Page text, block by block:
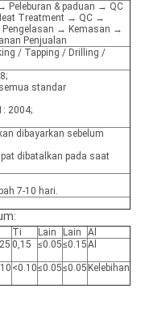
Peleburan & paduan → QC
Treatment → QC →
→ Kemasan →
Penjualan
/ Tapping / Drilling /
standar
2004;
dibayarkan sebelum
dibatalkan pada saat
7-10 hari.
Ti Lain Lain
Al
0,15 ≤0.05≤0.15Al
<0.10≤0.05≤0.05 Kelebihan